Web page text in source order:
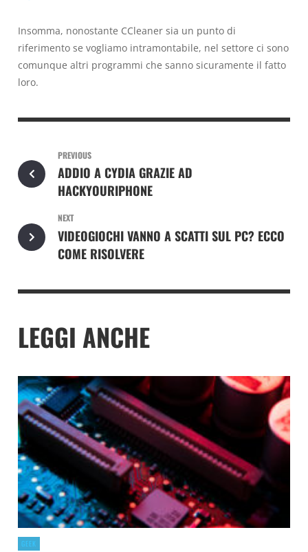
Insomma, nonostante CCleaner sia un punto di
riferimento se vogliamo intramontabile, nel settore ci sono
comunque altri programmi che sanno sicuramente il fatto
loro.
PREVIOUS
ADDIO A CYDIA GRAZIE AD
HACKYOURIPHONE
NEXT
VIDEOGIOCHI VANNO A SCATTI SUL PC? ECCO
COME RISOLVERE
LEGGI ANCHE
GEEK